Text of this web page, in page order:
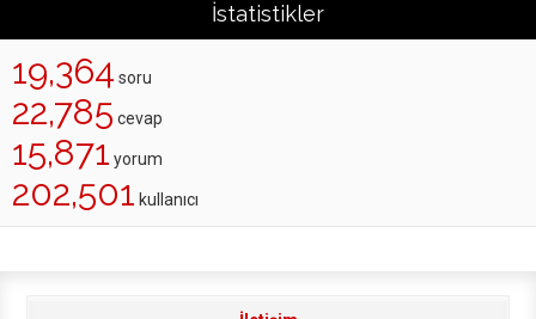
İstatistikler
19,364 soru
22,785 cevap
15,871 yorum
202,501 kullanıcı